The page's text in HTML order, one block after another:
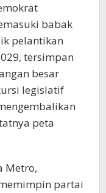
babak
pelantikan
tersimpan
besar
legislatif
peta
Metro,
partai